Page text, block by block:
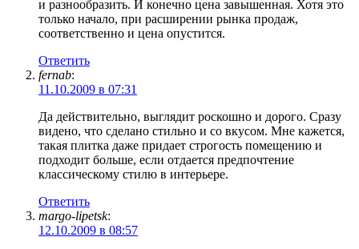
и разнообразить. И конечно цена завышенная. Хотя это
только начало, при расширении рынка продаж,
соответственно и цена опустится.
Ответить
fernab:
11.10.2009 в 07:31
Да действительно, выглядит роскошно и дорого. Сразу
видено, что сделано стильно и со вкусом. Мне кажется,
такая плитка даже придает строгость помещению и
подходит больше, если отдается предпочтение
классическому стилю в интерьере.
Ответить
margo-lipetsk:
12.10.2009 в 08:57